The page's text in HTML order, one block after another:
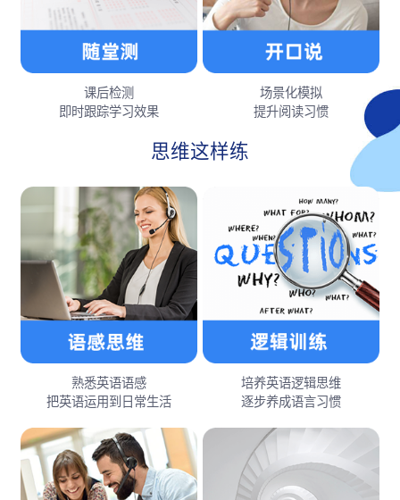
课后检测
即时跟踪学习效果
场景化模拟
提升阅读习惯
思维这样练
熟悉英语语感
把英语运用到日常生活
培养英语逻辑思维
逐步养成语言习惯